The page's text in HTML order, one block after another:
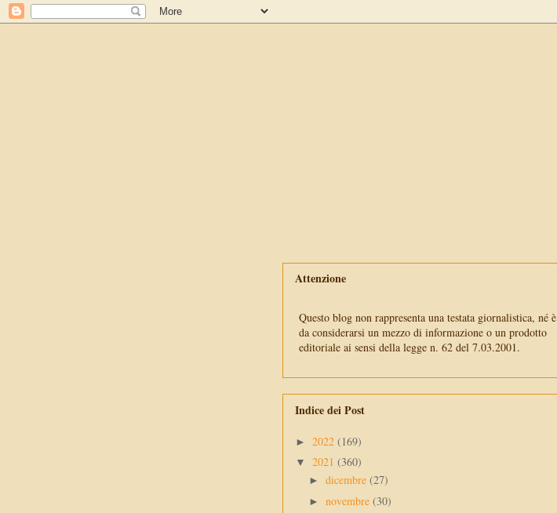
Attenzione
Questo blog non rappresenta una testata giornalistica, né è
da considerarsi un mezzo di informazione o un prodotto
editoriale ai sensi della legge n. 62 del 7.03.2001.
Indice dei Post
► 2022 (169)
▼ 2021 (360)
► dicembre (27)
► novembre (30)